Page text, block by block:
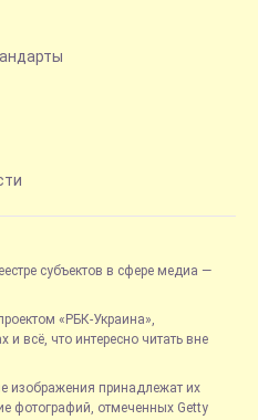
субъектов в сфере медиа —
«РБК-Украина»,
всё, что интересно читать вне
изображения принадлежат их
фотографий, отмеченных Getty